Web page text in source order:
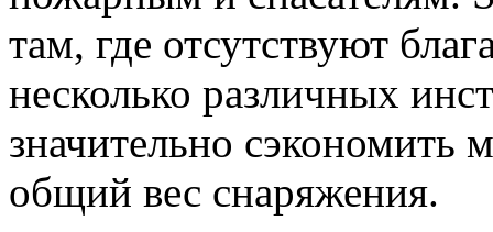
там, где отсутствуют
несколько различных
значительно
общий вес снаряжения.